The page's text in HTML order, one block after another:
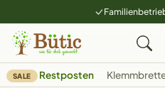
SALE Restposten